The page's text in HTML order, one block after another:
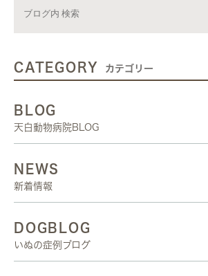
CATEGORY カテゴリー
BLOG
天白動物病院BLOG
NEWS
新着情報
DOGBLOG
いぬの症例ブログ